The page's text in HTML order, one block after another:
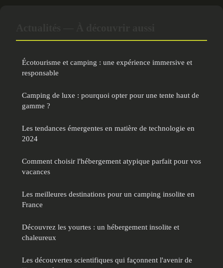
Écotourisme et camping : une expérience immersive et
responsable
Camping de luxe : pourquoi opter pour une tente haut de
gamme ?
Les tendances émergentes en matière de technologie en
2024
Comment choisir l'hébergement atypique parfait pour vos
vacances
Les meilleures destinations pour un camping insolite en
France
Découvrez les yourtes : un hébergement insolite et
chaleureux
Les découvertes scientifiques qui façonnent l'avenir de